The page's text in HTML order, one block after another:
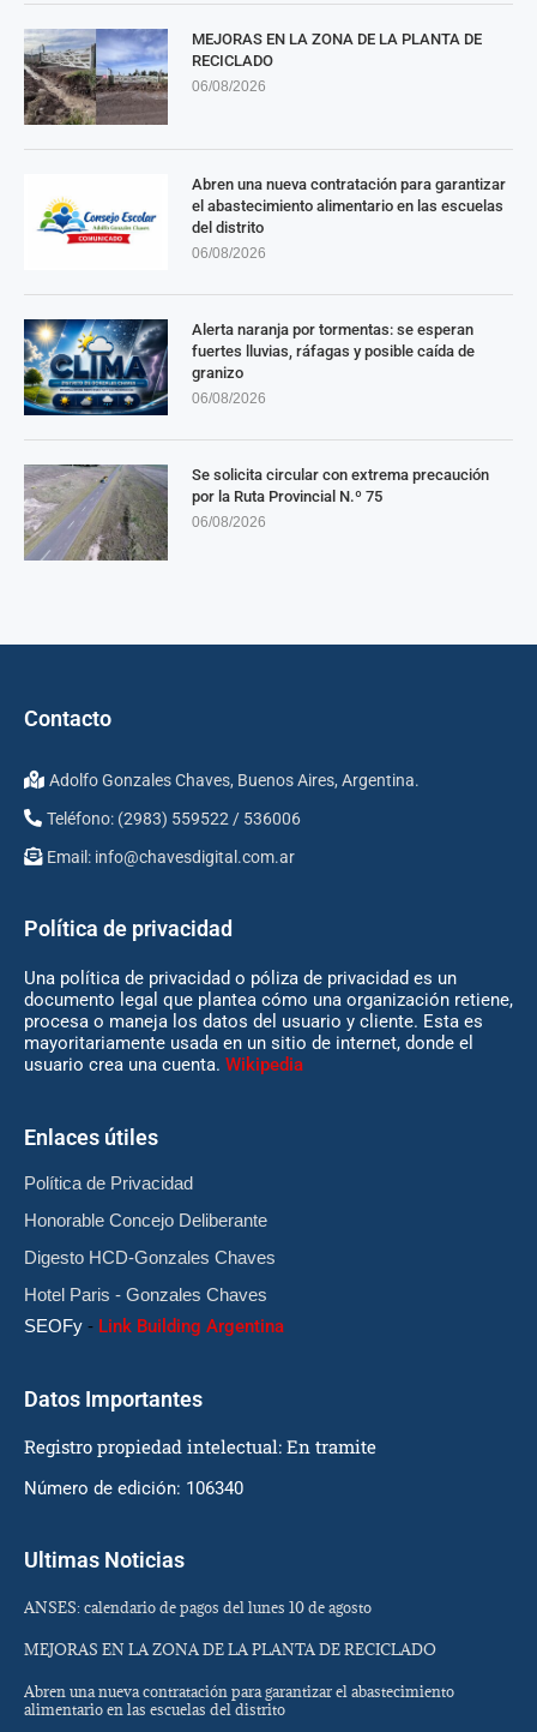
MEJORAS EN LA ZONA DE LA PLANTA DE
RECICLADO
06/08/2026
Abren una nueva contratación para garantizar
el abastecimiento alimentario en las escuelas
del distrito
06/08/2026
Alerta naranja por tormentas: se esperan
fuertes lluvias, ráfagas y posible caída de
granizo
06/08/2026
Se solicita circular con extrema precaución
por la Ruta Provincial N.º 75
06/08/2026
Contacto
Adolfo Gonzales Chaves, Buenos Aires, Argentina.
Teléfono: (2983) 559522 / 536006
Email: info@chavesdigital.com.ar
Política de privacidad
Una política de privacidad o póliza de privacidad es un
documento legal que plantea cómo una organización retiene,
procesa o maneja los datos del usuario y cliente. Esta es
mayoritariamente usada en un sitio de internet, donde el
usuario crea una cuenta. Wikipedia
Enlaces útiles
Política de Privacidad
Honorable Concejo Deliberante
Digesto HCD-Gonzales Chaves
Hotel Paris - Gonzales Chaves
SEOFy - Link Building Argentina
Datos Importantes
Registro propiedad intelectual: En tramite
Número de edición: 106340
Ultimas Noticias
ANSES: calendario de pagos del lunes 10 de agosto
MEJORAS EN LA ZONA DE LA PLANTA DE RECICLADO
Abren una nueva contratación para garantizar el abastecimiento
alimentario en las escuelas del distrito